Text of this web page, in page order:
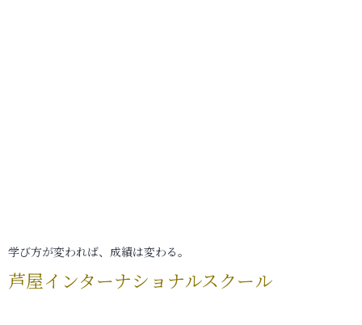
学び方が変われば、成績は変わる。
芦屋インターナショナルスクール